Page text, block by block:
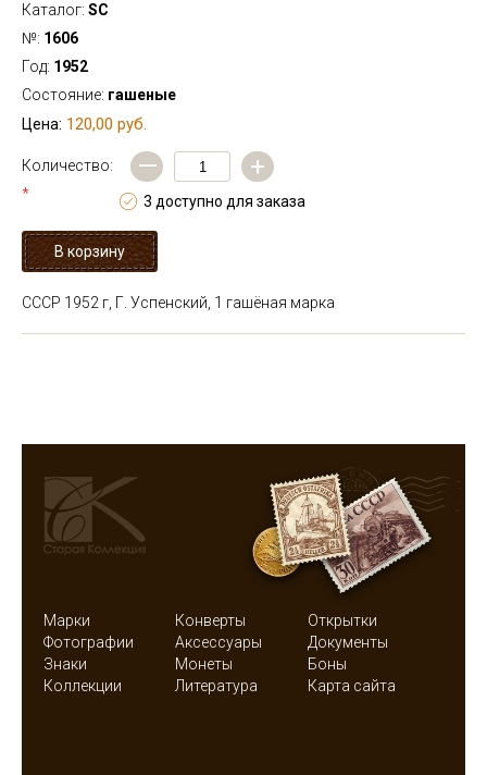
Каталог: SC
№: 1606
Год: 1952
Состояние: гашеные
Цена: 120,00 руб.
Количество:
*
— +
3 доступно для заказа
СССР 1952 г, Г. Успенский, 1 гашёная марка
Марки Конверты
Открытки
Фотографии
Аксессуары
Документы
Знаки
Монеты
Боны
Коллекции
Литература Карта сайта